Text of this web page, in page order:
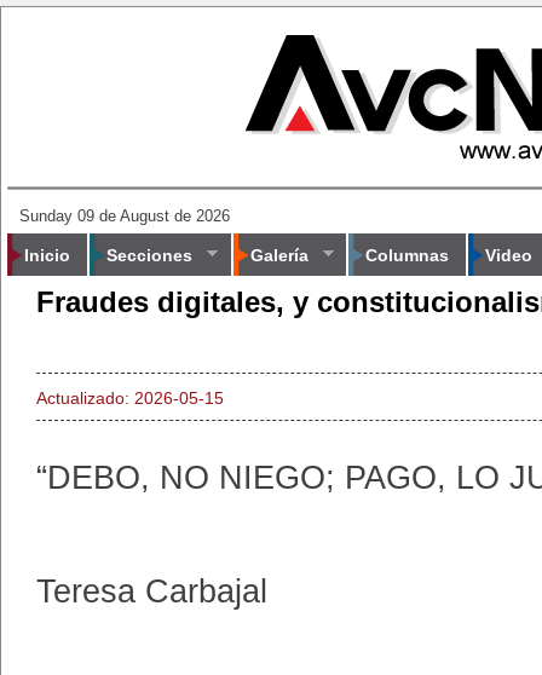
Sunday 09 de August de 2026
Inicio Secciones Galería Columnas Video
Fraudes digitales, y
Actualizado: 2026-05-15
“DEBO, NO NIEGO; PAGO, LO
Teresa Carbajal